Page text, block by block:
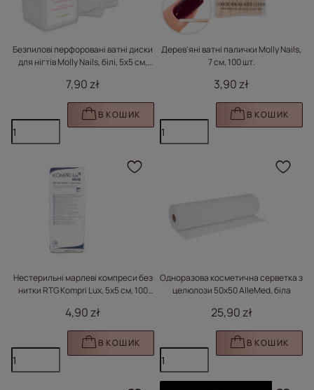
Безпилові перфоровані ватні диски
для нігтів Molly Nails, білі, 5x5 см,
7,90 zł
В КОШИК
Дерев'яні ватні палички Molly Nails,
7 см, 100 шт.
3,90 zł
В КОШИК
Нестерильні марлеві компреси без
нитки RTG Kompri Lux, 5x5 см, 100
4,90 zł
В КОШИК
Натисніть, щоб
Одноразова косметична серветка з
целюлози 50x50 AlleMed, біла
25,90 zł
В КОШИК